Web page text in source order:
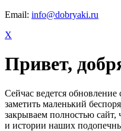
Email: info@dobryaki.ru
X
Привет,
Сейчас ведется
заметить маленький
закрываем полностью
и истории наших